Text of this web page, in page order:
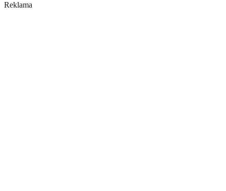
Reklama